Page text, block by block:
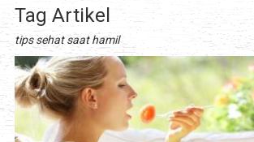
Tag Artikel
tips sehat saat hamil